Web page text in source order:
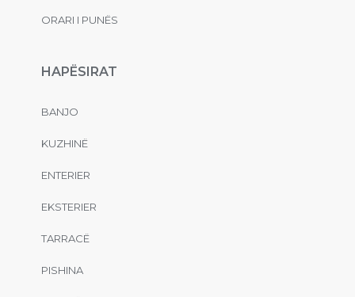
ORARI I PUNËS
HAPËSIRAT
BANJO
KUZHINË
ENTERIER
EKSTERIER
TARRACË
PISHINA